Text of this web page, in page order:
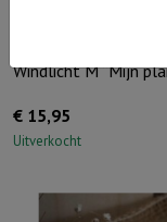
Windlicht M “Mijn
€ 15,95
Uitverkocht